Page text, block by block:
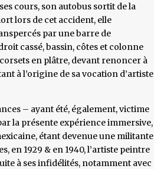
cours, son autobus sortit de la
lors de cet accident, elle
par une barre de
cassé, bassin, côtes et colonne
en plâtre, devant renoncer à
à l’origine de sa vocation d’artiste
– ayant été, également, victime
la présente expérience immersive,
étant devenue une militante
en 1929 & en 1940, l’artiste peintre
à ses infidélités, notamment avec